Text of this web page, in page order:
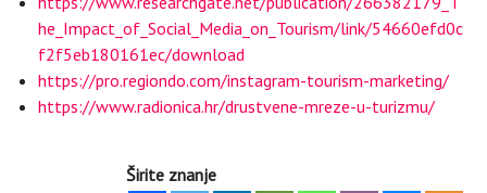
he_Impact_of_Social_Media_on_Tourism/link/54660efd0c
f2f5eb180161ec/download
https://pro.regiondo.com/instagram-tourism-marketing/
https://www.radionica.hr/drustvene-mreze-u-turizmu/
Širite znanje